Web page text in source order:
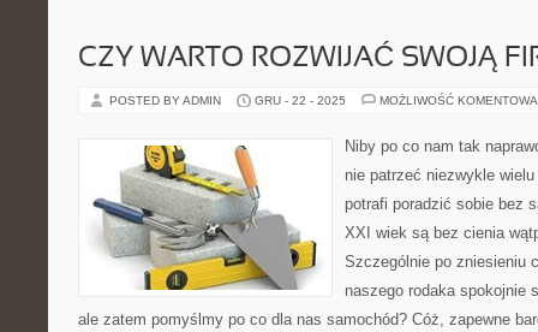
CZY WARTO ROZWIJAĆ SWOJĄ
POSTED BY ADMIN GRU - 22 - 2025 MOŻLIWOŚĆ
Niby po co nam tak
nie patrzeć niezwykle
potrafi poradzić sobie bez
XXI wiek są bez cienia
Szczególnie po zniesieniu
naszego rodaka spokojnie
ale zatem pomyślmy po co dla nas samochód? Cóż, zapewne